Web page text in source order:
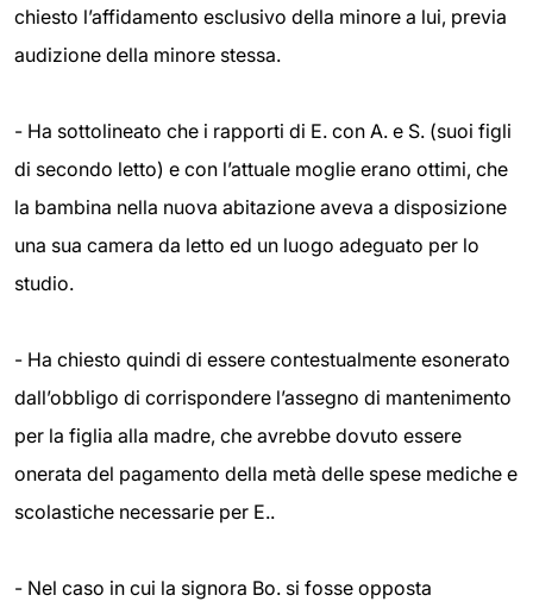
chiesto l’affidamento esclusivo della minore a lui, previa
audizione della minore stessa.
- Ha sottolineato che i rapporti di E. con A. e S. (suoi figli
di secondo letto) e con l’attuale moglie erano ottimi, che
la bambina nella nuova abitazione aveva a disposizione
una sua camera da letto ed un luogo adeguato per lo
studio.
- Ha chiesto quindi di essere contestualmente esonerato
dall’obbligo di corrispondere l’assegno di mantenimento
per la figlia alla madre, che avrebbe dovuto essere
onerata del pagamento della metà delle spese mediche e
scolastiche necessarie per E..
- Nel caso in cui la signora Bo. si fosse opposta